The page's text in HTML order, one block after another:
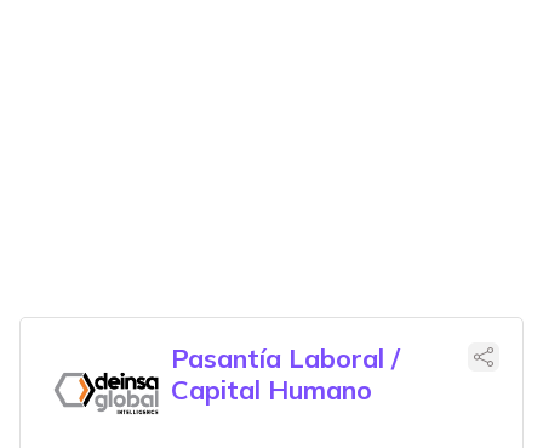
Pasantía Laboral /
Capital Humano